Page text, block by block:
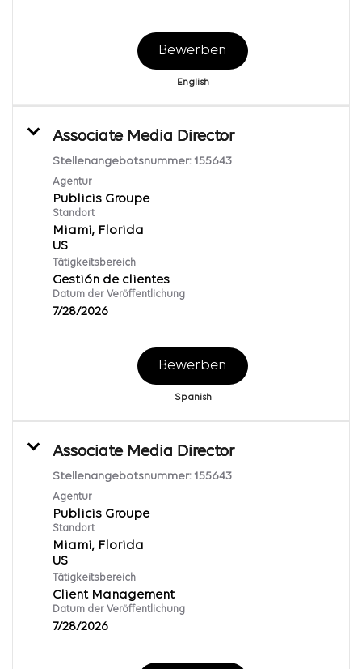
Bewerben
English
Associate Media Director
Stellenangebotsnummer: 155643
Agentur
Publicis Groupe
Standort
Miami, Florida
Tätigkeitsbereich
Gestión de clientes
Datum der Veröffentlichung
7/28/2026
Bewerben
Spanish
Associate Media Director
Stellenangebotsnummer: 155643
Agentur
Publicis Groupe
Standort
Miami, Florida
Tätigkeitsbereich
Client Management
Datum der Veröffentlichung
7/28/2026